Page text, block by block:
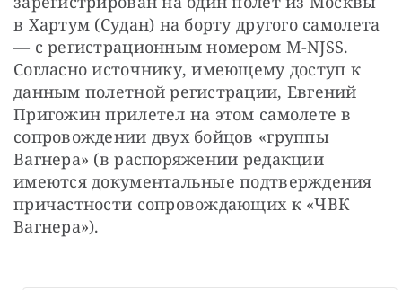
в Хартум (Судан) на борту другого самолета
— с регистрационным номером М-NJSS.
Согласно источнику, имеющему доступ к
данным полетной регистрации, Евгений
Пригожин прилетел на этом самолете в
сопровождении двух бойцов «группы
Вагнера» (в распоряжении редакции
имеются документальные подтверждения
причастности сопровождающих к «ЧВК
Вагнера»).